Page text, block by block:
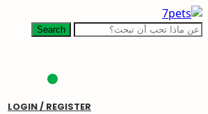
Search
LOGIN / REGISTER